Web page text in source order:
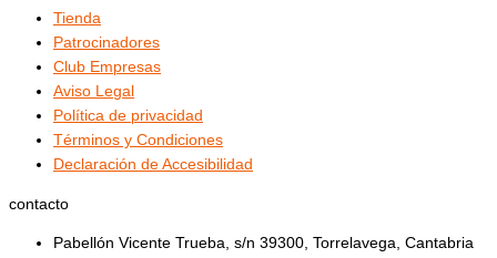
Tienda
Patrocinadores
Club Empresas
Aviso Legal
Política de privacidad
Términos y Condiciones
Declaración de Accesibilidad
contacto
Pabellón Vicente Trueba, s/n 39300, Torrelavega, Cantabria